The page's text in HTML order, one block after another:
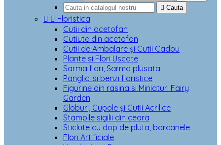
 Cauta
  Floristica
Cutii din acetofan
Cutiute din acetofan
Cutii de Ambalare și Cutii Cadou
Plante si Flori Uscate
Sarma flori, Sarma plusata
Panglici si benzi floristice
Figurine din rasina si Miniaturi Fairy
Garden
Globuri, Cupole și Cutii Acrilice
Stampile sigilii din ceara
Sticlute cu dop de pluta, borcanele
Flori Artificiale